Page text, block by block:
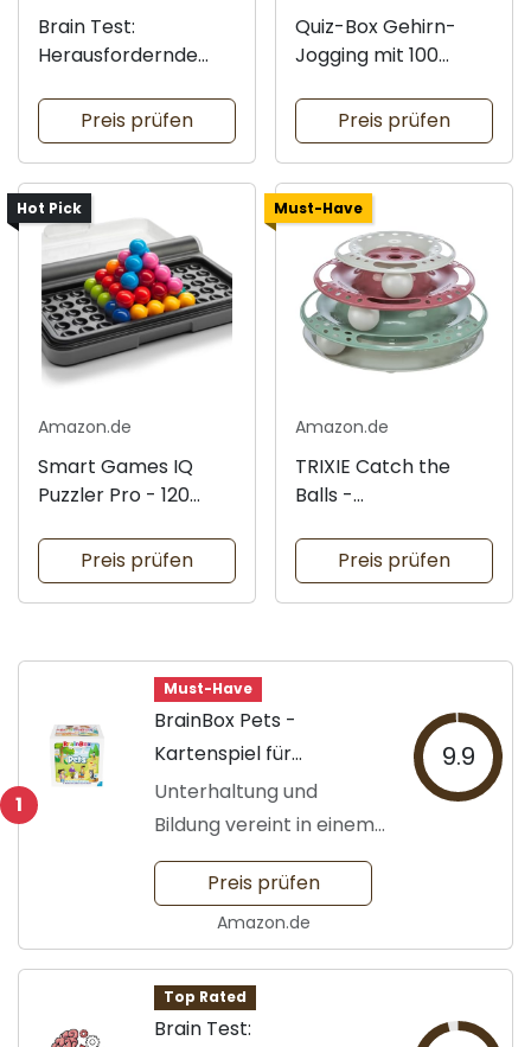
Brain Test:
Herausfordernde
Preis prüfen
Quiz-Box Gehirn-
Jogging mit 100
Preis prüfen
Hot Pick
Amazon.de
Smart Games IQ
Puzzler Pro - 120
Preis prüfen
Must-Have
Amazon.de
TRIXIE Catch the
Balls -
Preis prüfen
1
Must-Have
BrainBox Pets -
Kartenspiel für
Tierfreunde
Unterhaltung und
Bildung vereint in einem
Spiel
9.9
Preis prüfen
Amazon.de
Top Rated
Brain Test: